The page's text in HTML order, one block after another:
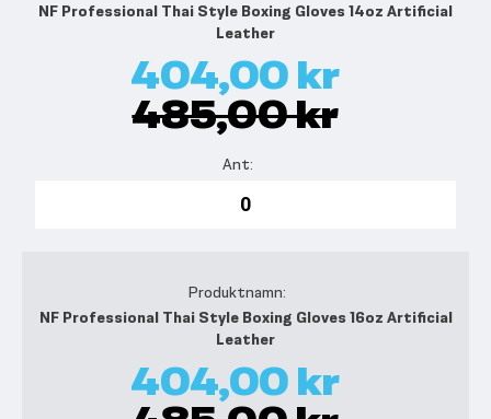
NF Professional Thai Style Boxing Gloves 14oz Artificial
Leather
404,00 kr
485,00 kr
NF Professional Thai Style Boxing Gloves 16oz Artificial
Leather
404,00 kr